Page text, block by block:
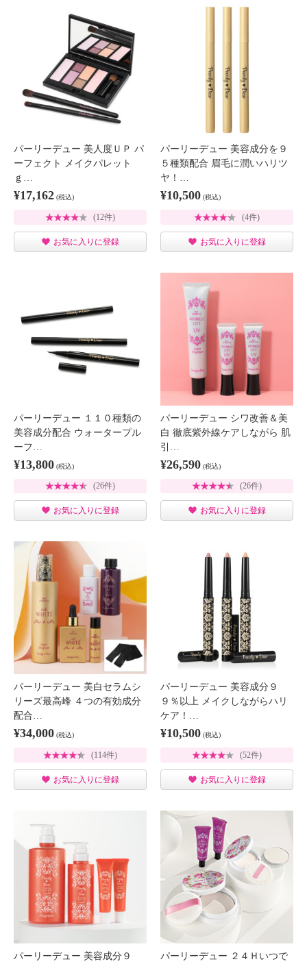
パーリーデュー 美人度ＵＰ パ
ーフェクト メイクパレット
ｇ…
¥17,162 (税込)
(12件)
お気に入りに登録
パーリーデュー 美容成分を９
５種類配合 眉毛に潤いハリツ
ヤ！…
¥10,500 (税込)
(4件)
お気に入りに登録
パーリーデュー １１０種類の
美容成分配合 ウォータープル
ーフ…
¥13,800 (税込)
(26件)
お気に入りに登録
パーリーデュー シワ改善＆美
白 徹底紫外線ケアしながら 肌
引…
¥26,590 (税込)
(26件)
お気に入りに登録
パーリーデュー 美白セラムシ
リーズ最高峰 ４つの有効成分
配合…
¥34,000 (税込)
(114件)
お気に入りに登録
パーリーデュー 美容成分９
９％以上 メイクしながらハリ
ケア！…
¥10,500 (税込)
(52件)
お気に入りに登録
パーリーデュー 美容成分９ パーリーデュー ２４Ｈいつで